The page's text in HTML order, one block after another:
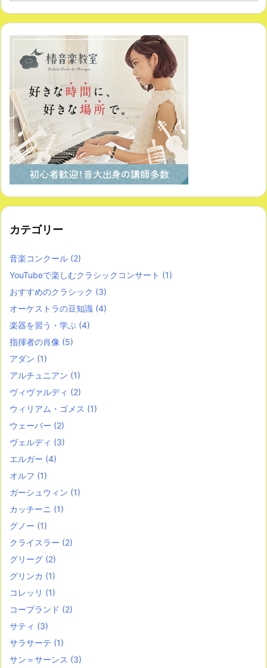
カテゴリー
音楽コンクール (2)
YouTubeで楽しむクラシックコンサート (1)
おすすめのクラシック (3)
オーケストラの豆知識 (4)
楽器を習う・学ぶ (4)
指揮者の肖像 (5)
アダン (1)
アルチュニアン (1)
ヴィヴァルディ (2)
ウィリアム・ゴメス (1)
ウェーバー (2)
ヴェルディ (3)
エルガー (4)
オルフ (1)
ガーシュウィン (1)
カッチーニ (1)
グノー (1)
クライスラー (2)
グリーグ (2)
グリンカ (1)
コレッリ (1)
コープランド (2)
サティ (3)
サラサーテ (1)
サン＝サーンス (3)